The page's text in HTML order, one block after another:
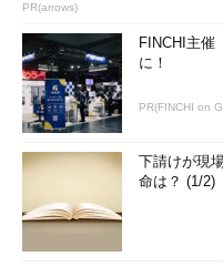
PR(arrows)
FINCHI主催
に！
PR(FINCHI on
下請けが現
命は？ (1/2)